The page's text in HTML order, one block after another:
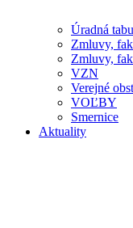
Úradná
Zmluvy,
Zmluvy,
VZN
Verejné
VOĽBY
Smernice
Aktuality